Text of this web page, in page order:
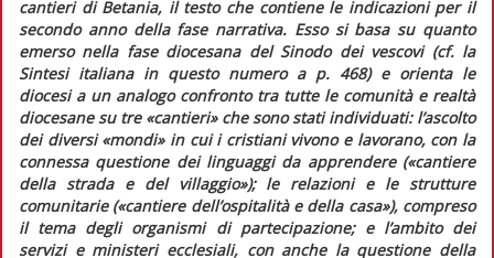
cantieri di Betania, il testo che contiene le indicazioni per il
secondo anno della fase narrativa. Esso si basa su quanto
emerso nella fase diocesana del Sinodo dei vescovi (cf. la
Sintesi italiana in questo numeroa p. 468) e orienta le
diocesi a un analogo confronto tra tutte le comunità e realtà
diocesane su tre «cantieri»che sono stati individuati: l’ascolto
dei diversi«mondi»in cui i cristiani vivono e lavorano, con la
connessa questione dei linguaggi da apprendere («cantiere
della strada e del villaggio»); le relazioni e le strutture
comunitarie («cantiere dell’ospitalità e della casa»), compreso
il tema degli organismi di partecipazione; e l’ambito dei
servizi e ministeri ecclesiali, con anche la questione della